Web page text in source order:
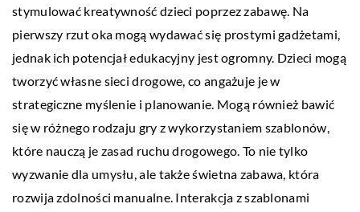
stymulować kreatywność dzieci poprzez zabawę. Na
pierwszy rzut oka mogą wydawać się prostymi gadżetami,
jednak ich potencjał edukacyjny jest ogromny. Dzieci mogą
tworzyć własne sieci drogowe, co angażuje je w
strategiczne myślenie i planowanie. Mogą również bawić
się w różnego rodzaju gry z wykorzystaniem szablonów,
które nauczą je zasad ruchu drogowego. To nie tylko
wyzwanie dla umysłu, ale także świetna zabawa, która
rozwija zdolności manualne. Interakcja z szablonami